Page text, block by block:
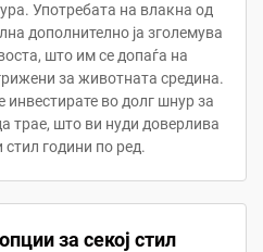
Употребата на влакна од
дополнително ја зголемува
што им се допаѓа на
за животната средина.
инвестирате во долг шнур за
трае, што ви нуди доверлива
години по ред.
за секој стил